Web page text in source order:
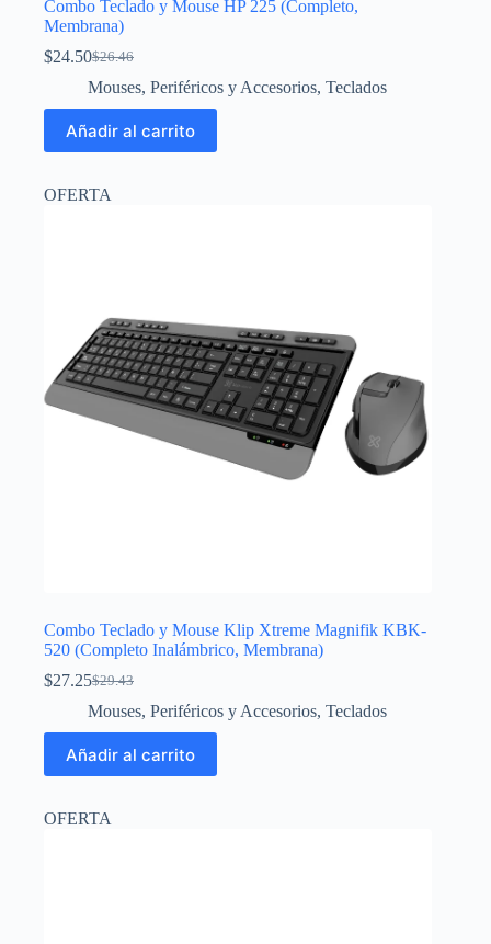
Combo Teclado y Mouse HP 225 (Completo,
Membrana)
$26.46
El
precio
original
era:
$26.46.
$24.50El
precio
actual
es:
$24.50.
Mouses, Periféricos y Accesorios, Teclados
Añadir al carrito
OFERTA
Combo Teclado y Mouse Klip Xtreme Magnifik KBK-
520 (Completo Inalámbrico, Membrana)
$29.43
El
precio
original
era:
$29.43.
$27.25El
precio
actual
es:
$27.25.
Mouses, Periféricos y Accesorios, Teclados
Añadir al carrito
OFERTA